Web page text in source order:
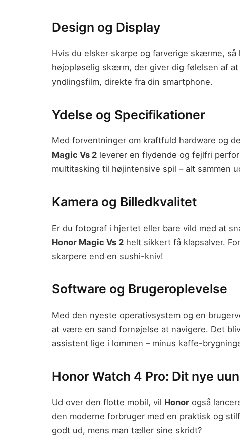
Design og Display
Hvis du elsker skarpe og farverige skærme, så
højopløselig skærm, der giver dig følelsen af
yndlingsfilm, direkte fra din smartphone.
Ydelse og Specifikationer
Med forventninger om kraftfuld hardware og
Magic Vs 2 leverer en flydende og fejlfri
multitasking til højintensive spil – alt sammen
Kamera og Billedkvalitet
Er du fotograf i hjertet eller bare vild med at
Honor Magic Vs 2 helt sikkert få klapsalver.
skarpere end en sushi-kniv!
Software og Brugeroplevelse
Med den nyeste operativsystem og en
at være en sand fornøjelse at navigere. Det
assistent lige i lommen – minus kaffe-
Honor Watch 4 Pro: Dit nye
Ud over den flotte mobil, vil Honor også
den moderne forbruger med en praktisk og
godt ud, mens man tæller sine skridt?